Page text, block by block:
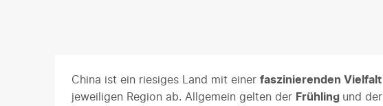
China ist ein riesiges Land mit einer faszinierenden Vielfalt
jeweiligen Region ab. Allgemein gelten der Frühling und der